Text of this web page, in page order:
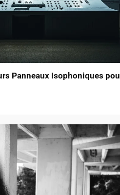
Panneaux Isophoniques